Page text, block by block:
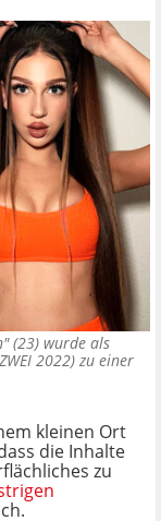
(23) wurde als
2022) zu einer
kleinen Ort
die Inhalte
zu